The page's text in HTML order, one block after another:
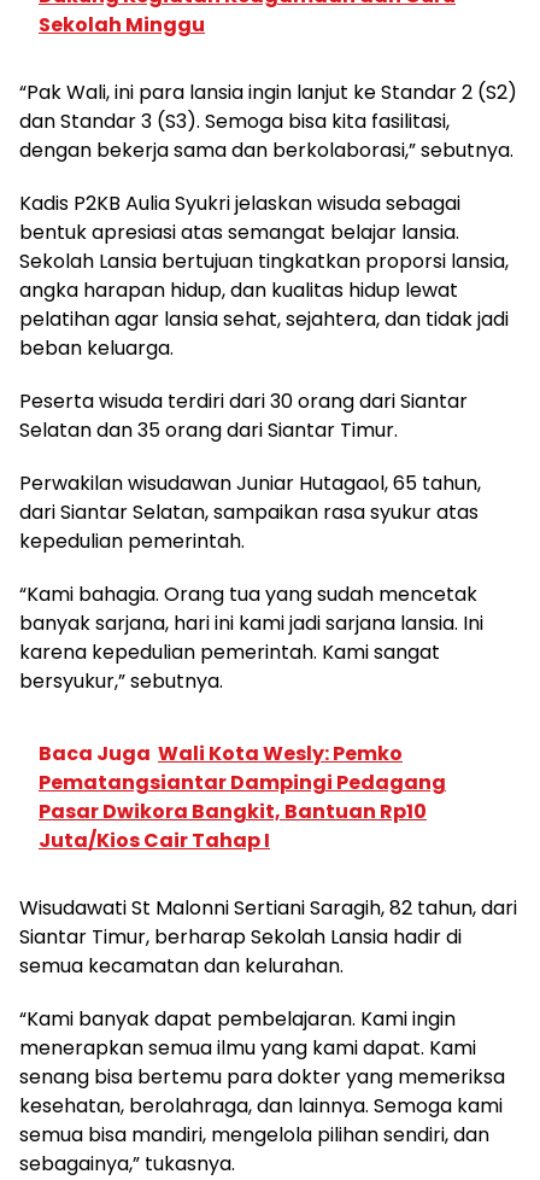
Sekolah Minggu
“Pak Wali, ini para lansia ingin lanjut ke Standar 2 (S2)
dan Standar 3 (S3). Semoga bisa kita fasilitasi,
dengan bekerja sama dan berkolaborasi,” sebutnya.
Kadis P2KB Aulia Syukri jelaskan wisuda sebagai
bentuk apresiasi atas semangat belajar lansia.
Sekolah Lansia bertujuan tingkatkan proporsi lansia,
angka harapan hidup, dan kualitas hidup lewat
pelatihan agar lansia sehat, sejahtera, dan tidak jadi
beban keluarga.
Peserta wisuda terdiri dari 30 orang dari Siantar
Selatan dan 35 orang dari Siantar Timur.
Perwakilan wisudawan Juniar Hutagaol, 65 tahun,
dari Siantar Selatan, sampaikan rasa syukur atas
kepedulian pemerintah.
“Kami bahagia. Orang tua yang sudah mencetak
banyak sarjana, hari ini kami jadi sarjana lansia. Ini
karena kepedulian pemerintah. Kami sangat
bersyukur,” sebutnya.
Baca Juga Wali Kota Wesly: Pemko
Pematangsiantar Dampingi Pedagang
Pasar Dwikora Bangkit, Bantuan Rp10
Juta/Kios Cair Tahap I
Wisudawati St Malonni Sertiani Saragih, 82 tahun, dari
Siantar Timur, berharap Sekolah Lansia hadir di
semua kecamatan dan kelurahan.
“Kami banyak dapat pembelajaran. Kami ingin
menerapkan semua ilmu yang kami dapat. Kami
senang bisa bertemu para dokter yang memeriksa
kesehatan, berolahraga, dan lainnya. Semoga kami
semua bisa mandiri, mengelola pilihan sendiri, dan
sebagainya,” tukasnya.